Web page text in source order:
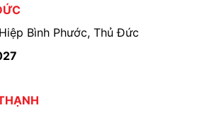
Bình Phước, Thủ Đức